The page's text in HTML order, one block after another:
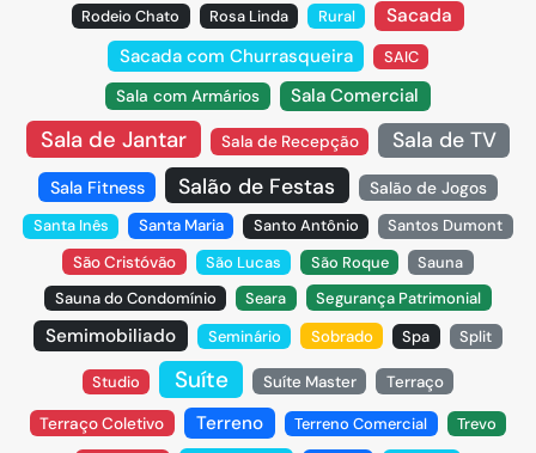
Rodeio Chato
Rosa Linda Rural
Sacada
Sacada com Churrasqueira
SAIC
Sala com Armários Sala Comercial
Sala de Jantar Sala de Recepção Sala de TV
Sala Fitness Salão de Festas Salão de Jogos
Santa Inês Santa Maria Santo Antônio
Santos Dumont
São Cristóvão
São Lucas São Roque
Sauna
Sauna do Condomínio
Seara Segurança Patrimonial
Semimobiliado Seminário Sobrado Spa Split
Studio Suíte Suíte Master Terraço
Terraço Coletivo Terreno Terreno Comercial
Trevo